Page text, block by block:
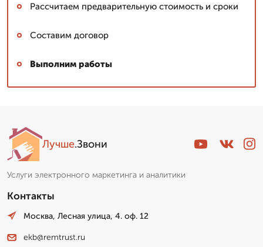
Рассчитаем предварительную стоимость и сроки
Составим договор
Выполним работы
Лучше.Звони
Услуги электронного маркетинга и аналитики
Контакты
Москва, Лесная улица, 4. оф. 12
ekb@remtrust.ru